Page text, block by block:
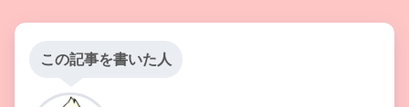
この記事を書いた人